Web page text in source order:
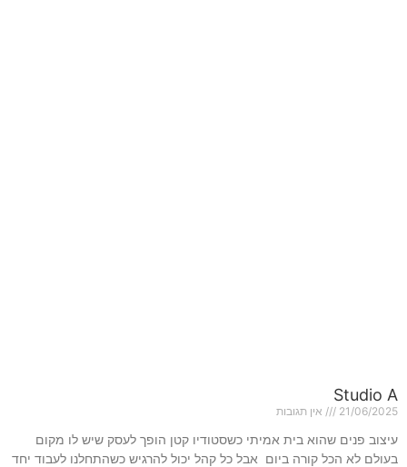
Studio A
21/06/2025 אין תגובות
עיצוב פנים שהוא בית אמיתי כשסטודיו קטן הופך לעסק שיש לו מקום
בעולם לא הכל קורה ביום אבל כל קהל יכול להרגיש כשהתחלנו לעבוד יחד